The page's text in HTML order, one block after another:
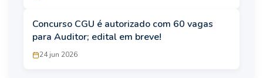
Concurso CGU é autorizado com 60 vagas
para Auditor; edital em breve!
24 jun 2026